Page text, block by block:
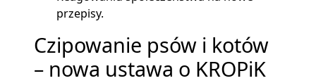
przepisy.
Czipowanie psów i kotów
– nowa ustawa o KROPiK